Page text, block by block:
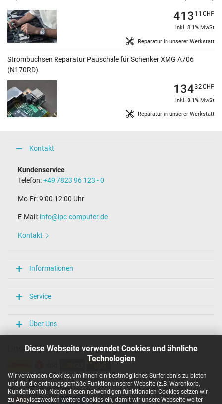
Diese Webseite verwendet Cookies und ähnliche
Technologien
Wir verwenden Cookies, um Ihnen ein bestmögliches Surferlebnis zu bieten
und für die ordnungsgemäße Funktion unserer Website (z.B. Warenkorb,
Kundenkonto). Neben diesen notwendigen funktionalen Cookies setzen wir
zu Anaylsezwecken weitere Cookies ein, damit wir unsere Webseite weiter
Reparatur in unserer Werkstatt
41311 CHF
inkl. 8.1% MwSt
Strombuchsen Reparatur Pauschale für Schenker XMG A706
(N170RD)
Reparatur in unserer Werkstatt
13432CHF
inkl. 8.1% MwSt
Kontakt
Kundenservice
Telefon:+49 7823 96 123 - 0
Mo-Fr: 9:00-12:00 Uhr
E-Mail: info@ipc-computer.de
Kontakt
Informationen
Service
Über Uns
Unsere Versandarten
Unsere Zahlarten